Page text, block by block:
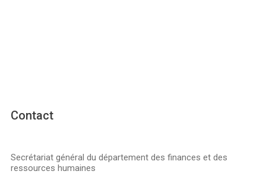
Contact
Secrétariat général du département des finances et des
ressources humaines